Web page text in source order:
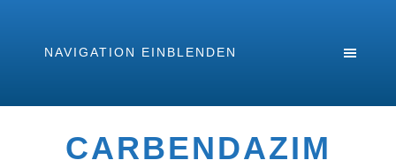
NAVIGATION EINBLENDEN
CARBENDAZIM